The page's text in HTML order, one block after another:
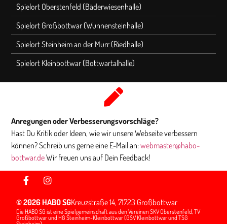
Spielort Oberstenfeld (Bäderwiesenhalle)
Spielort Großbottwar (Wunnensteinhalle)
Spielort Steinheim an der Murr (Riedhalle)
Spielort Kleinbottwar (Bottwartalhalle)
Anregungen oder Verbesserungsvorschläge?
Hast Du Kritik oder Ideen, wie wir unsere Webseite verbessern
können? Schreib uns gerne eine E-Mail an:webmaster@habo-
bottwar.deWir freuen uns auf Dein Feedback!
© 2026 HABO SGKreuzstraße 14, 71723 Großbottwar
Die HABO SG ist eine Spielgemeinschaft aus den Vereinen SKV Oberstenfeld, TV
Großbottwar und HG Steinheim-Kleinbottwar (GSV Kleinbottwar und TSG